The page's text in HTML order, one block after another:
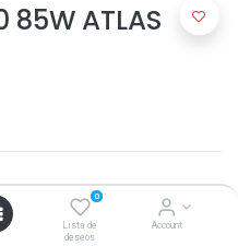
0
Lista de
deseos
Account
85W ATLAS